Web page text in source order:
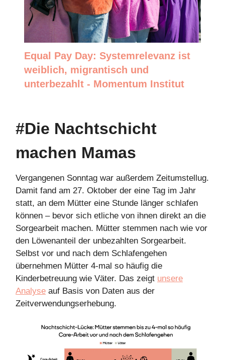
Equal Pay Day: Systemrelevanz ist
weiblich, migrantisch und
unterbezahlt - Momentum Institut
#Die Nachtschicht
machen Mamas
Vergangenen Sonntag war außerdem Zeitumstellug.
Damit fand am 27. Oktober der eine Tag im Jahr
statt, an dem Mütter eine Stunde länger schlafen
können – bevor sich etliche von ihnen direkt an die
Sorgearbeit machen. Mütter stemmen nach wie vor
den Löwenanteil der unbezahlten Sorgearbeit.
Selbst vor und nach dem Schlafengehen
übernehmen Mütter 4-mal so häufig die
Kinderbetreuung wie Väter. Das zeigt unsere
Analyse auf Basis von Daten aus der
Zeitverwendungserhebung.